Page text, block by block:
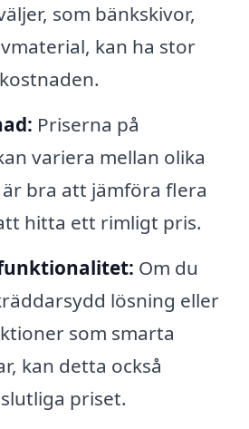
som bänkskivor,
kan ha stor
Priserna på
variera mellan olika
bra att jämföra flera
hitta ett rimligt pris.
Om du
lösning eller
som smarta
kan detta också
priset.